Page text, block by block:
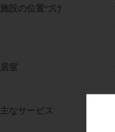
施設の位置づけ
居室
主なサービス